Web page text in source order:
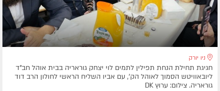
ניו יורק
חגיגת תחילת הנחת תפילין לתמים לוי יצחק גוראריה בבית אוהל חב"ד
ליובאוויטש הסמוך לאוהל הק', עם אביו השליח הראשי לחולון הרב דוד
גוראריה. צילום: ערוץ DK